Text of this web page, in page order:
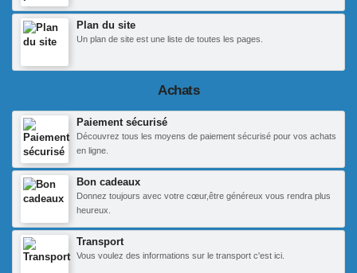
Plan du site
Un plan de site est une liste de toutes les pages.
Achats
Paiement sécurisé
Découvrez tous les moyens de paiement sécurisé pour vos achats
en ligne.
Bon cadeaux
Donnez toujours avec votre cœur,être généreux vous rendra plus
heureux.
Transport
Vous voulez des informations sur le transport c'est ici.